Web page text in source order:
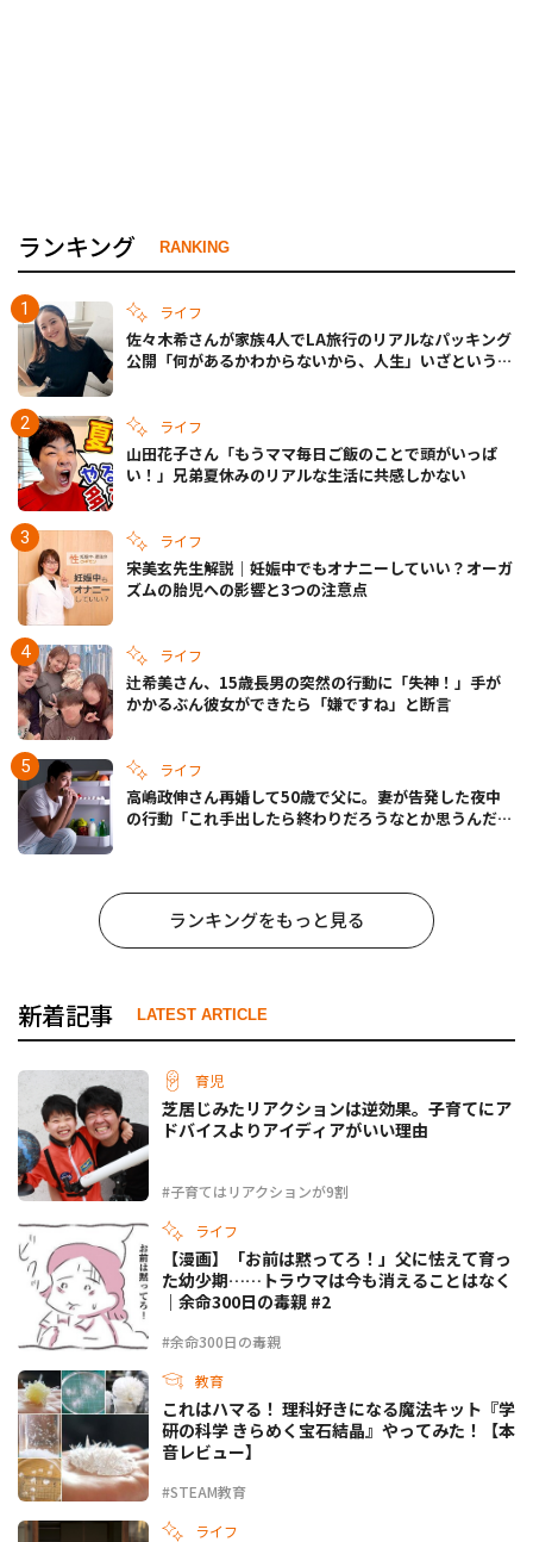
ランキング RANKING
ライフ
佐々木希さんが家族4人でLA旅行のリアルなパッキング
公開「何があるかわからないから、人生」いざというと
ライフ
山田花子さん「もうママ毎日ご飯のことで頭がいっぱ
い！」兄弟夏休みのリアルな生活に共感しかない
ライフ
宋美玄先生解説｜妊娠中でもオナニーしていい？オーガ
ズムの胎児への影響と3つの注意点
ライフ
辻希美さん、15歳長男の突然の行動に「失神！」手が
かかるぶん彼女ができたら「嫌ですね」と断言
ライフ
高嶋政伸さん再婚して50歳で父に。妻が告発した夜中
の行動「これ手出したら終わりだろうなとか思うんだけ
ランキングをもっと見る
新着記事 LATEST ARTICLE
育児
#子育てはリアクションが9割
芝居じみたリアクションは逆効果。子育てにア
ドバイスよりアイディアがいい理由
ライフ
#余命300日の毒親
【漫画】「お前は黙ってろ！」父に怯えて育っ
た幼少期……トラウマは今も消えることはなく
｜余命300日の毒親 #2
教育
#STEAM教育
これはハマる！ 理科好きになる魔法キット『学
研の科学 きらめく宝石結晶』やってみた！【本
音レビュー】
ライフ